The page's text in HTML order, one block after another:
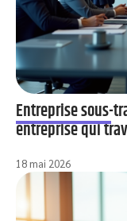
Entreprise sous-
entreprise qui
18 mai 2026